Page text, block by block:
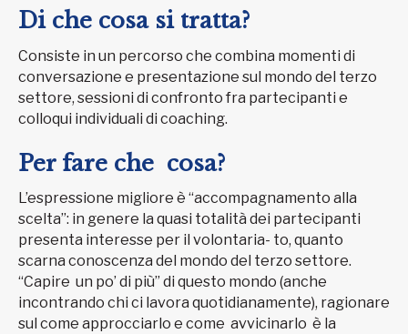
Di che cosa si tratta?
Consiste in un percorso che combina momenti di
conversazione e presentazione sul mondo del terzo
settore, sessioni di confronto fra partecipanti e
colloqui individuali di coaching.
Per fare che cosa?
L’espressione migliore è “accompagnamento alla
scelta”: in genere la quasi totalità dei partecipanti
presenta interesse per il volontaria- to, quanto
scarna conoscenza del mondo del terzo settore.
“Capire un po’ di più” di questo mondo (anche
incontrando chi ci lavora quotidianamente), ragionare
sul come approcciarlo e come avvicinarlo è la